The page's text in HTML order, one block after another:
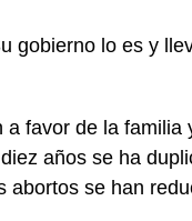
gobierno lo es y
favor de la familia
años se ha
abortos se han